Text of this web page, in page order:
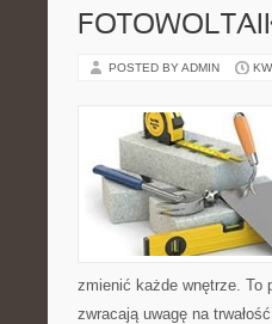
POSTED BY ADMIN
zmienić każde wnętrze. To
zwracają uwagę na